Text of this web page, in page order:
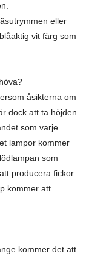
eller
vit färg som
åsikterna om
dock att ta höjden
som varje
lampor kommer
som
producera fickor
kommer att
kommer det att